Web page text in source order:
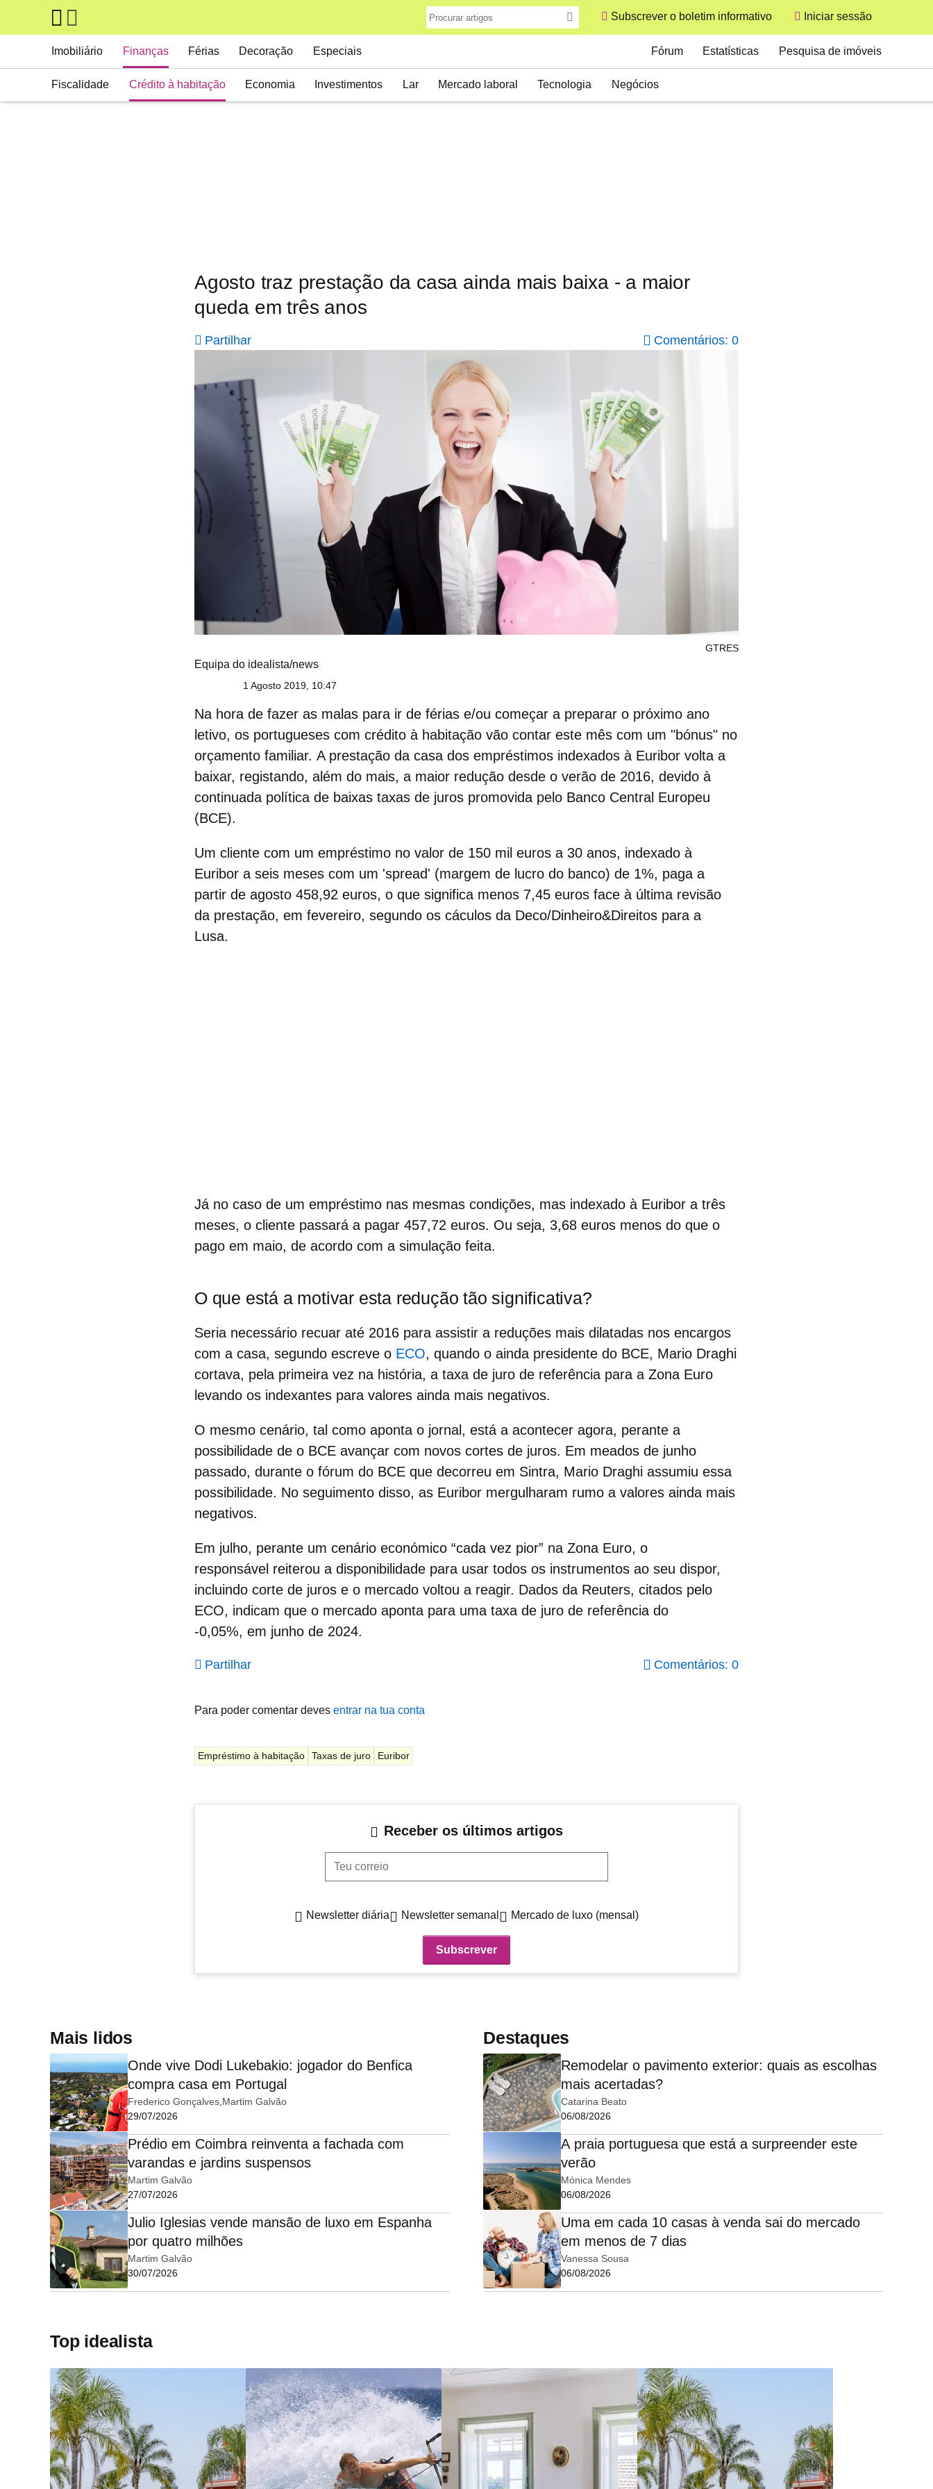
Skip to main content
Subscrever o boletim informativo
User
Iniciar sessão
Main navigation
Imobiliário Finanças
Fiscalidade Crédito à habitação Economia Investimentos Lar Mercado laboral Tecnologia Negócios
Férias Decoração Especiais
Secondary
Fórum Estatísticas Pesquisa de imóveis
Agosto traz prestação da casa ainda mais baixa - a maior
queda em três anos
Partilhar Comentários: 0
GTRES
Equipa do idealista/news
1 Agosto 2019, 10:47
Na hora de fazer as malas para ir de férias e/ou começar a preparar o próximo ano
letivo, os portugueses com crédito à habitação vão contar este mês com um "bónus" no
orçamento familiar. A prestação da casa dos empréstimos indexados à Euribor volta a
baixar, registando, além do mais, a maior redução desde o verão de 2016, devido à
continuada política de baixas taxas de juros promovida pelo Banco Central Europeu
(BCE).
Um cliente com um empréstimo no valor de 150 mil euros a 30 anos, indexado à
Euribor a seis meses com um 'spread' (margem de lucro do banco) de 1%, paga a
partir de agosto 458,92 euros, o que significa menos 7,45 euros face à última revisão
da prestação, em fevereiro, segundo os cáculos da Deco/Dinheiro&Direitos para a
Lusa.
Já no caso de um empréstimo nas mesmas condições, mas indexado à Euribor a três
meses, o cliente passará a pagar 457,72 euros. Ou seja, 3,68 euros menos do que o
pago em maio, de acordo com a simulação feita.
O que está a motivar esta redução tão significativa?
Seria necessário recuar até 2016 para assistir a reduções mais dilatadas nos encargos
com a casa, segundo escreve o ECO, quando o ainda presidente do BCE, Mario Draghi
cortava, pela primeira vez na história, a taxa de juro de referência para a Zona Euro
levando os indexantes para valores ainda mais negativos.
O mesmo cenário, tal como aponta o jornal, está a acontecer agora, perante a
possibilidade de o BCE avançar com novos cortes de juros. Em meados de junho
passado, durante o fórum do BCE que decorreu em Sintra, Mario Draghi assumiu essa
possibilidade. No seguimento disso, as Euribor mergulharam rumo a valores ainda mais
negativos.
Em julho, perante um cenário económico “cada vez pior” na Zona Euro, o
responsável reiterou a disponibilidade para usar todos os instrumentos ao seu dispor,
incluindo corte de juros e o mercado voltou a reagir. Dados da Reuters, citados pelo
ECO, indicam que o mercado aponta para uma taxa de juro de referência do
-0,05%, em junho de 2024.
Partilhar Comentários: 0
Para poder comentar deves entrar na tua conta
Empréstimo à habitação Taxas de juro Euribor
Receber os últimos artigos
Teu correio
Newsletter diária Newsletter semanal Mercado de luxo (mensal)
Mais lidos
Onde vive Dodi Lukebakio: jogador do Benfica
compra casa em Portugal
Frederico Gonçalves Martim Galvão
29/07/2026
Prédio em Coimbra reinventa a fachada com
varandas e jardins suspensos
Martim Galvão
27/07/2026
Julio Iglesias vende mansão de luxo em Espanha
por quatro milhões
Martim Galvão
30/07/2026
Destaques
Remodelar o pavimento exterior: quais as escolhas
mais acertadas?
Catarina Beato
06/08/2026
A praia portuguesa que está a surpreender este
verão
Mónica Mendes
06/08/2026
Uma em cada 10 casas à venda sai do mercado
em menos de 7 dias
Vanessa Sousa
06/08/2026
Top idealista